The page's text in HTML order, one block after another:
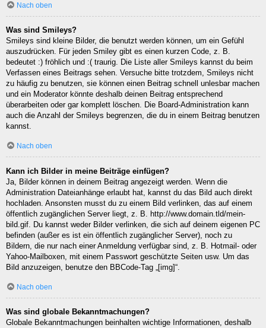
Nach oben
Was sind Smileys?
Smileys sind kleine Bilder, die benutzt werden können, um ein Gefühl
auszudrücken. Für jeden Smiley gibt es einen kurzen Code, z. B.
bedeutet :) fröhlich und :( traurig. Die Liste aller Smileys kannst du beim
Verfassen eines Beitrags sehen. Versuche bitte trotzdem, Smileys nicht
zu häufig zu benutzen, sie können einen Beitrag schnell unlesbar machen
und ein Moderator könnte deshalb deinen Beitrag entsprechend
überarbeiten oder gar komplett löschen. Die Board-Administration kann
auch die Anzahl der Smileys begrenzen, die du in einem Beitrag benutzen
kannst.
Nach oben
Kann ich Bilder in meine Beiträge einfügen?
Ja, Bilder können in deinem Beitrag angezeigt werden. Wenn die
Administration Dateianhänge erlaubt hat, kannst du das Bild auch direkt
hochladen. Ansonsten musst du zu einem Bild verlinken, das auf einem
öffentlich zugänglichen Server liegt, z. B. http://www.domain.tld/mein-
bild.gif. Du kannst weder Bilder verlinken, die sich auf deinem eigenen PC
befinden (außer es ist ein öffentlich zugänglicher Server), noch zu
Bildern, die nur nach einer Anmeldung verfügbar sind, z. B. Hotmail- oder
Yahoo-Mailboxen, mit einem Passwort geschützte Seiten usw. Um das
Bild anzuzeigen, benutze den BBCode-Tag „[img]“.
Nach oben
Was sind globale Bekanntmachungen?
Globale Bekanntmachungen beinhalten wichtige Informationen, deshalb